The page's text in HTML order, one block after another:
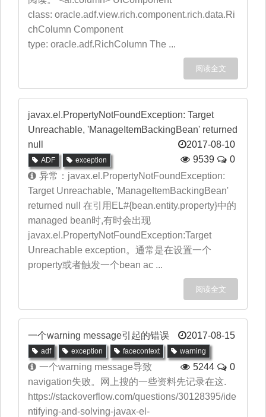
class: oracle.adf.view.rich.component.rich.data.Ri
chColumn Component
type: oracle.adf.RichColumn The ...
阅读全文
javax.el.PropertyNotFoundException: Target
Unreachable, 'ManageItemBackingBean' returned
null
2017-08-10
ADF exception 9539
0
异常：javax.el.PropertyNotFoundException:
Target Unreachable, 'ManageItemBackingBean'
returned null 在引用EL#{bean.entity.property}中的
managed bean时,有时会出现
javax.el.PropertyNotFoundException:Target
Unreachable exception。通常是在设置一个
property或者触发一个bean ac ...
阅读全文
一个warning message引起的错误 2017-08-15
adf exception facecontext warning
5244 0
一个warning message导致
navigation失败。网上搜的一些资料先记录在这.
https://stackoverflow.com/questions/30128395/ide
ntifying-and-solving-javax-el-